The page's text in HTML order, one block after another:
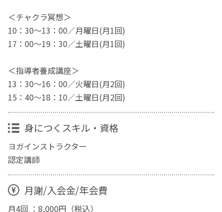
＜チャクラ冥想＞
10：30～13：00／月曜日(月1回)
17：00～19：30／土曜日(月1回)
＜指導者養成講座＞
13：30～16：00／火曜日(月2回)
15：40～18：10／土曜日(月2回)
身につくスキル・資格
ヨガインストラクター
認定講師
月謝/入会金/年会費
月4回 ：8,000円（税込）